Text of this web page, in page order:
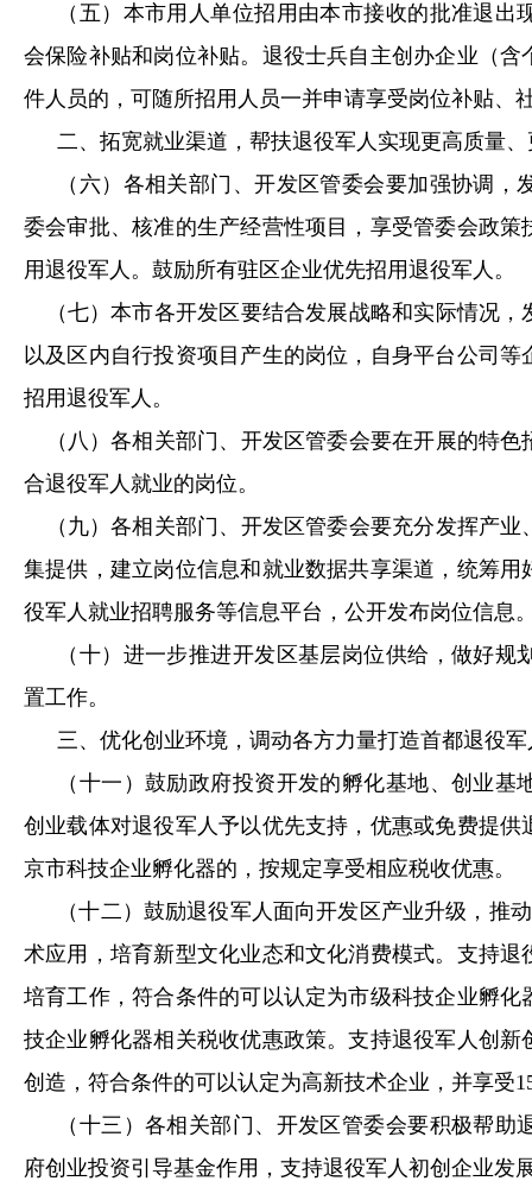
（五）本市用人单位招用由本市接收的批准退
会保险补贴和岗位补贴。退役士兵自主创办企业（
件人员的，可随所招用人员一并申请享受岗位补贴、
二、拓宽就业渠道，帮扶退役军人实现更高质量
（六）各相关部门、开发区管委会要加强协调
委会审批、核准的生产经营性项目，享受管委会政
用退役军人。鼓励所有驻区企业优先招用退役军人。
（七）本市各开发区要结合发展战略和实际情况
以及区内自行投资项目产生的岗位，自身平台公司
招用退役军人。
（八）各相关部门、开发区管委会要在开展的特
合退役军人就业的岗位。
（九）各相关部门、开发区管委会要充分发挥产
集提供，建立岗位信息和就业数据共享渠道，统筹
役军人就业招聘服务等信息平台，公开发布岗位信息
（十）进一步推进开发区基层岗位供给，做好
置工作。
三、优化创业环境，调动各方力量打造首都退役
（十一）鼓励政府投资开发的孵化基地、创业
创业载体对退役军人予以优先支持，优惠或免费提
京市科技企业孵化器的，按规定享受相应税收优惠。
（十二）鼓励退役军人面向开发区产业升级，推
术应用，培育新型文化业态和文化消费模式。支持
培育工作，符合条件的可以认定为市级科技企业孵
技企业孵化器相关税收优惠政策。支持退役军人创
创造，符合条件的可以认定为高新技术企业，并享受
（十三）各相关部门、开发区管委会要积极帮
府创业投资引导基金作用，支持退役军人初创企业发